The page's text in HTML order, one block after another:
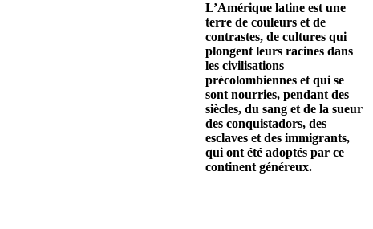
L’Amérique latine est une
terre de couleurs et de
contrastes, de cultures qui
plongent leurs racines dans
les civilisations
précolombiennes et qui se
sont nourries, pendant des
siècles, du sang et de la sueur
des conquistadors, des
esclaves et des immigrants,
qui ont été adoptés par ce
continent généreux.